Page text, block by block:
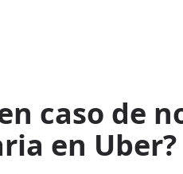
caso de
en Uber?